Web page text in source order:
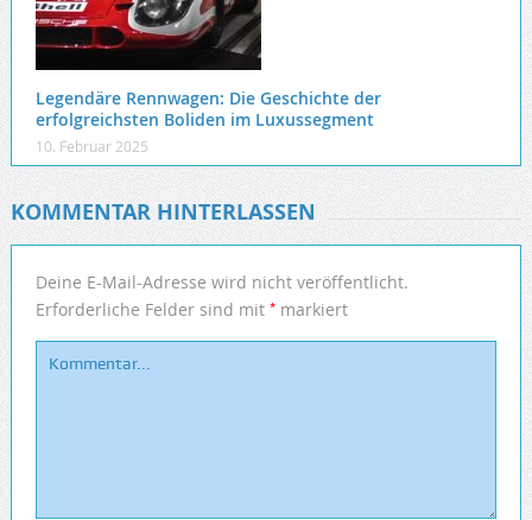
Legendäre Rennwagen: Die Geschichte der
erfolgreichsten Boliden im Luxussegment
10. Februar 2025
KOMMENTAR HINTERLASSEN
Deine E-Mail-Adresse wird nicht veröffentlicht.
Erforderliche Felder sind mit *markiert